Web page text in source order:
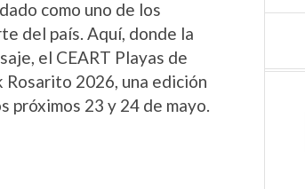
como uno de los
del país. Aquí, donde la
el CEART Playas de
2026, una edición
próximos 23 y 24 de mayo.